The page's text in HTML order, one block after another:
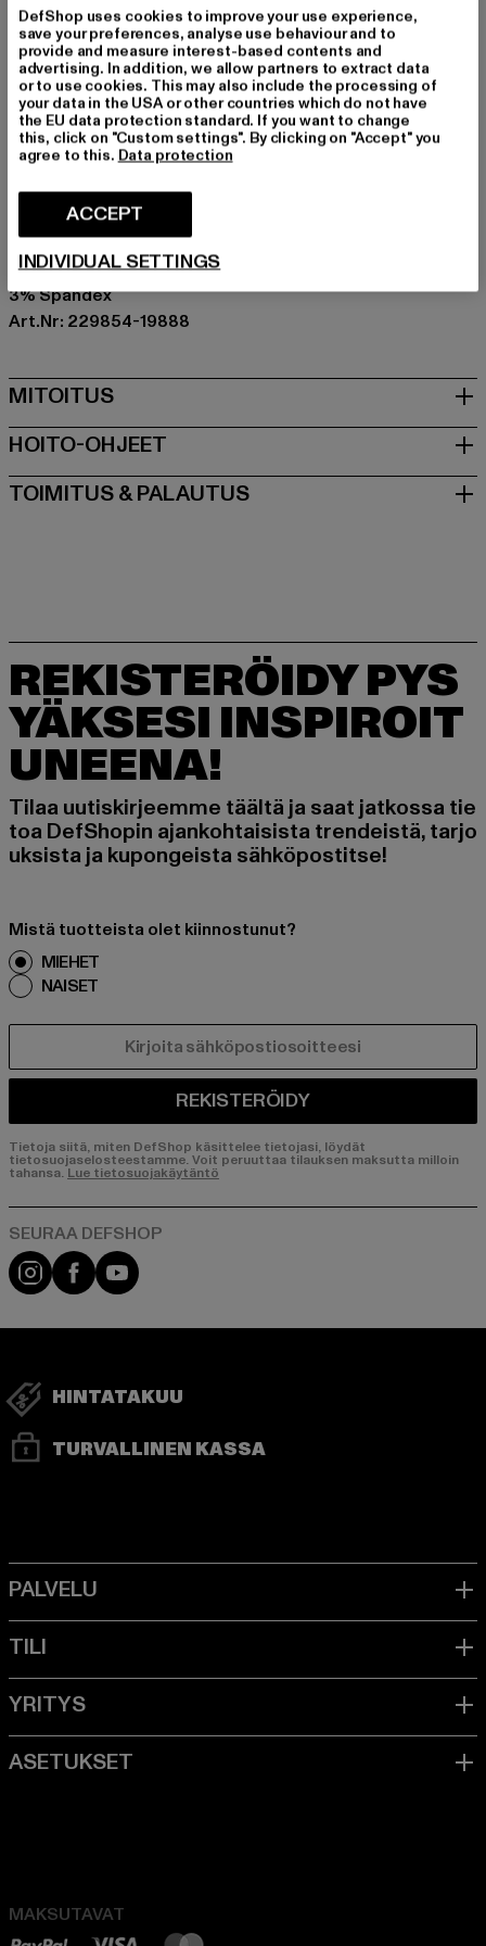
tyylistäsi.
Tilaisuus: Arkivaatteet
holkkityyppi: Pitkähihainen
Yksityiskohdat: Tuotemerkin logo, Viiltotasku
Leikkaa: Regular
Tuotemerkki: HALO
Kategoria: Lightweight Jackets - undefined
Color: braun
Valmistaja väri: chocolate torte
Materiaalin koostumus: 57% Polyamidi, 40% Polyesteri,
3% Spandex
Art.Nr: 229854-19888
MITOITUS
HOITO-OHJEET
TOIMITUS & PALAUTUS
REKISTERÖIDY PYS
YÄKSESI INSPIROIT
UNEENA!
Tilaa uutiskirjeemme täältä ja saat jatkossa tie
toa DefShopin ajankohtaisista trendeistä, tarjo
uksista ja kupongeista sähköpostitse!
Mistä tuotteista olet kiinnostunut?
MIEHET
NAISET
REKISTERÖIDY
Tietoja siitä, miten DefShop käsittelee tietojasi, löydät
tietosuojaselosteestamme. Voit peruuttaa tilauksen maksutta milloin
tahansa. Lue tietosuojakäytäntö
Visit our Instagram page:
Visit our Facebook page:
Visit our YouTube channel:
HINTATAKUU
TURVALLINEN KASSA
MAKSUTAVAT
DefShop uses cookies to improve your use experience,
save your preferences, analyse use behaviour and to
provide and measure interest-based contents and
advertising. In addition, we allow partners to extract data
or to use cookies. This may also include the processing of
your data in the USA or other countries which do not have
the EU data protection standard. If you want to change
this, click on "Custom settings". By clicking on "Accept" you
agree to this. Data protection
ACCEPT
INDIVIDUAL SETTINGS